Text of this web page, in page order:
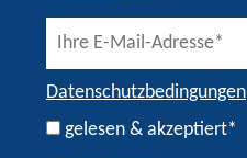
Datenschutzbedingungen
gelesen & akzeptiert*